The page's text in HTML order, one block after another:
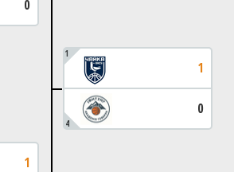
0
1
1
1
4
0